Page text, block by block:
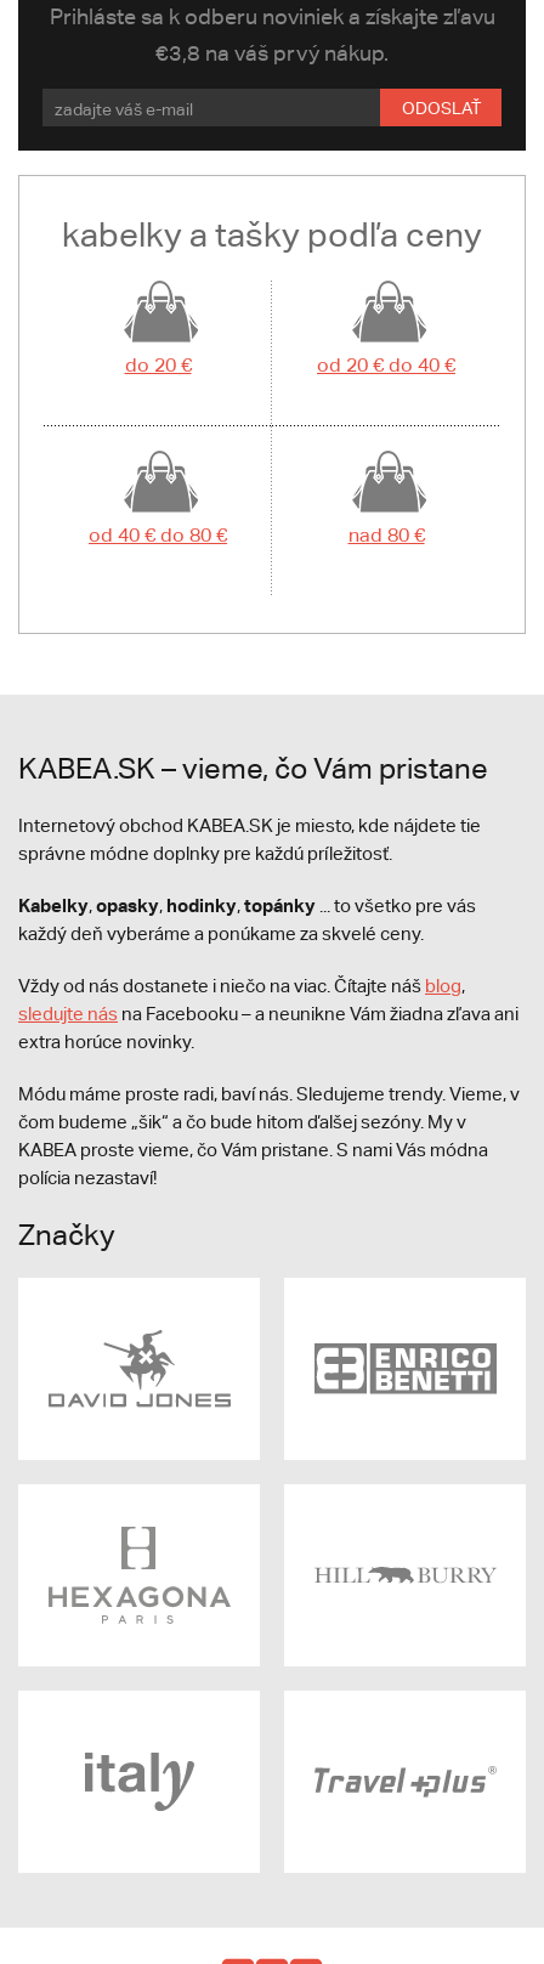
Prihláste sa k odberu noviniek a získajte zľavu
€3,8 na váš prvý nákup.
ODOSLAŤ
kabelky a tašky podľa ceny
do 20 € od 20 € do 40 €
od 40 € do 80 € nad 80 €
KABEA.SK – vieme, čo Vám pristane
Internetový obchod KABEA.SK je miesto, kde nájdete tie
správne módne doplnky pre každú príležitosť.
Kabelky,opasky, hodinky,topánky ... to všetko pre vás
každý deň vyberáme a ponúkame za skvelé ceny.
Vždy od nás dostanete i niečo na viac. Čítajte náš blog,
sledujte nás na Facebooku – a neunikne Vám žiadna zľava ani
extra horúce novinky.
Módu máme proste radi, baví nás. Sledujeme trendy. Vieme, v
čom budeme „šik“ a čo bude hitom ďalšej sezóny. My v
KABEA proste vieme, čo Vám pristane. S nami Vás módna
polícia nezastaví!
Značky